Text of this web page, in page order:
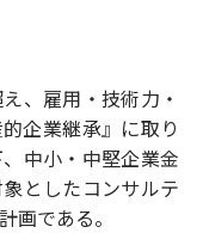
、雇用・技術力・
企業継承』に取り
中小・中堅企業金
としたコンサルテ
画である。